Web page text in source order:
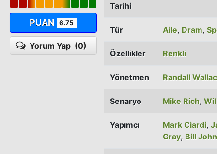
PUAN 6.75
Yorum Yap (0)
Tarihi
Tür Aile, Dram,
Özellikler Renkli
Yönetmen Randall
Senaryo Mike Rich,
Yapımcı Mark Ciardi,
Gray, Bill